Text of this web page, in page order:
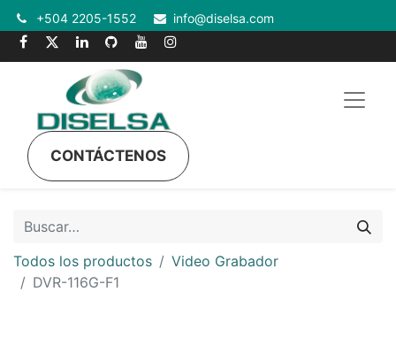
+504 2205-1552 info@diselsa.com
CONTÁCTENOS
Todos los productos
Video Grabador
DVR-116G-F1